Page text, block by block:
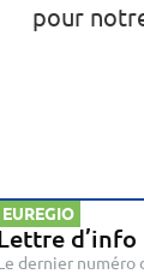
pour
EUREGIO
d’info
dernier numéro